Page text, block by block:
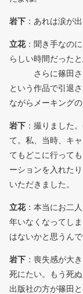
岩下 ：あれは涙が出
立花：聞き手なの
らしい時間だったと
さらに篠田さん
という作品で引退
ながらメーキング
岩下 ：撮りました
て。私、当時、キ
てもどこに行って
ーションを入れた
いただきました。
立花：本当にお二
年いなくなってし
はないかと思うんで
岩下 ：喪失感が大
死にたい。もう死
出版社の方が篠田